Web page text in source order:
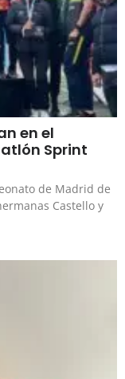
en el
Sprint
de Madrid de
Castello y